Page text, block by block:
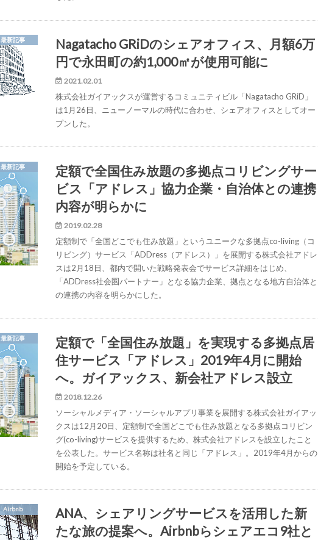
最新記事
Nagatacho GRiDのシェアオフィス、月額6万
円で永田町の約1,000㎡が使用可能に
2021.02.01
株式会社ガイアックスが運営するコミュニティビル「Nagatacho GRiD」
は1月26日、ニューノーマルの時代に合わせ、シェアオフィスとしてオー
プンした。
最新記事
定額で全国住み放題の多拠点コリビングサー
ビス「アドレス」協力企業・自治体との連携
内容が明らかに
2019.02.28
定額制で「全国どこでも住み放題」というユニークな多拠点co-living（コ
リビング）サービス「ADDress（アドレス）」を展開する株式会社アドレ
スは2月18日、都内で開いた戦略発表会でサービス詳細をはじめ、
「ADDress社会圏パートナー」となる協力企業、拠点となる地方自治体と
の連携の内容を明らかにした。
最新記事
定額で「全国住み放題」を実現する多拠点居
住サービス「アドレス」2019年4月に開始
へ。ガイアックス、新会社アドレス設立
2018.12.26
ソーシャルメディア・ソーシャルアプリ事業を展開する株式会社ガイアッ
クスは12月20日、定額制で全国どこでも住み放題となる多拠点コリビン
グ(co-living)サービスを提供するため、株式会社アドレスを設立したこと
を公表した。サービス名称は社名と同じ「アドレス」。2019年4月からの
開始を予定している。
Airbnb
ANA、シェアリングサービスを活用した新
たな旅の提案へ。Airbnbらシェアエコ9社と